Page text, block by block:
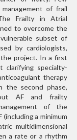
of frail
Frailty in Atrial
to overcome the
subset of
by cardiologists,
project. In a first
clarifying specialty-
therapy
the second phase,
AF and frailty
of the
a minimum
multidimensional
a rate or a rhythm